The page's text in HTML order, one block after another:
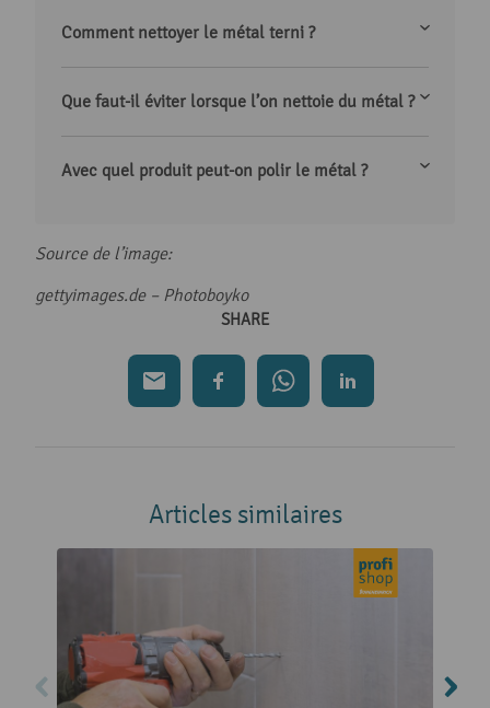
Comment nettoyer le métal terni ?
Que faut-il éviter lorsque l’on nettoie du métal ?
Avec quel produit peut-on polir le métal ?
Source de l’image:
gettyimages.de – Photoboyko
SHARE
Articles similaires